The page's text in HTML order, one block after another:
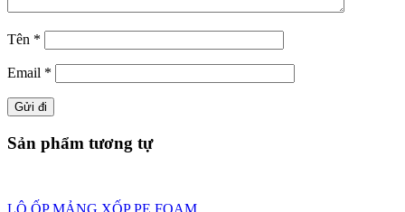
Tên *
Email *
Sản phẩm tương tự
LÔ ỐP MẢNG XỐP PE FOAM